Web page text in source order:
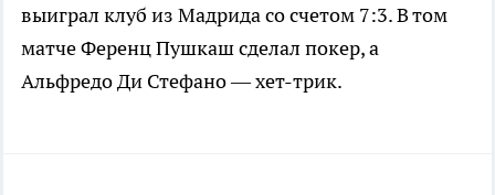
выиграл клуб из Мадрида со счетом 7:3. В том
матче Ференц Пушкаш сделал покер, а
Альфредо Ди Стефано — хет-трик.